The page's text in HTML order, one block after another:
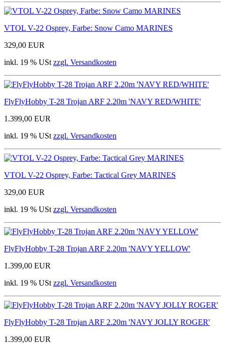
VTOL V-22 Osprey, Farbe: Snow Camo MARINES
329,00 EUR
inkl. 19 % USt zzgl. Versandkosten
FlyFlyHobby T-28 Trojan ARF 2.20m 'NAVY RED/WHITE'
1.399,00 EUR
inkl. 19 % USt zzgl. Versandkosten
VTOL V-22 Osprey, Farbe: Tactical Grey MARINES
329,00 EUR
inkl. 19 % USt zzgl. Versandkosten
FlyFlyHobby T-28 Trojan ARF 2.20m 'NAVY YELLOW'
1.399,00 EUR
inkl. 19 % USt zzgl. Versandkosten
FlyFlyHobby T-28 Trojan ARF 2.20m 'NAVY JOLLY ROGER'
1.399,00 EUR